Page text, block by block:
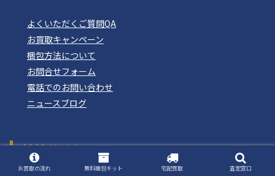
よくいただくご質問QA
お買取キャンペーン
梱包方法について
お問合せフォーム
電話でのお問い合わせ
ニュースブログ
姉妹サイト
おもちゃ買取ドットJP
お買取の流れ 無料梱包キット 宅配買取 査定窓口